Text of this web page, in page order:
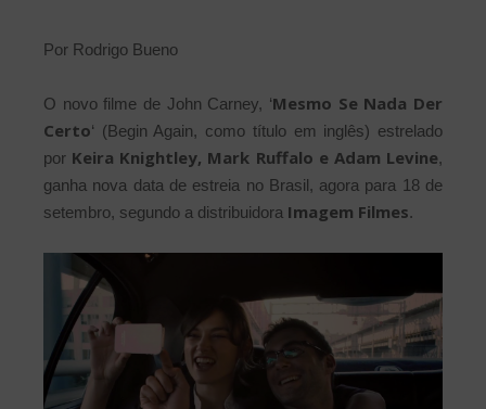
Por Rodrigo Bueno
O novo filme de John Carney, ‘Mesmo Se Nada Der
Certo‘ (Begin Again, como título em inglês) estrelado
por Keira Knightley, Mark Ruffalo e Adam Levine,
ganha nova data de estreia no Brasil, agora para 18 de
setembro, segundo a distribuidora Imagem Filmes.